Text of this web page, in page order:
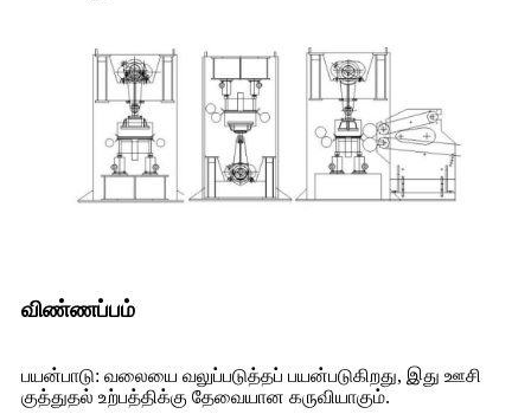
விண்ணப்பம்
பயன்பாடு: வலையை வலுப்படுத்தப் பயன்படுகிறது, இது ஊசி
குத்துதல் உற்பத்திக்கு தேவையான கருவியாகும்.